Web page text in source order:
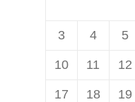
3 4 5
10 11 12
17 18 19